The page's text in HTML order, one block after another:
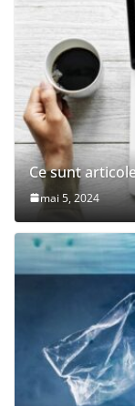
Ce sunt
mai 5, 2024